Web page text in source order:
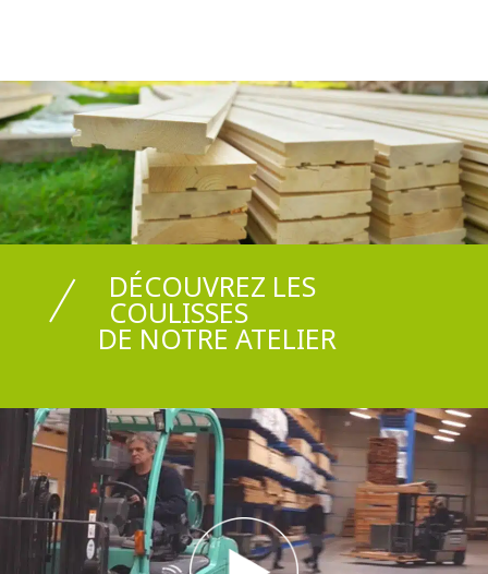
DÉCOUVREZ LES
COULISSES
DE NOTRE ATELIER